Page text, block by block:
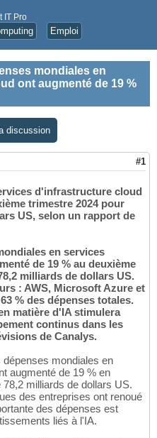
IT Pro
Emploi
mondiales en
ont augmenté de 19 %
discussion
#1
d'infrastructure cloud
trimestre 2024 pour
US, selon un rapport de
en services
de 19 % au deuxième
milliards de dollars US.
: AWS, Microsoft Azure et
% des dépenses totales.
matière d'IA stimulera
continus dans les
de Canalys.
mondiales en
augmenté de 19 % en
milliards de dollars US.
des entreprises ont renoué
des dépenses est
liés à l'IA.